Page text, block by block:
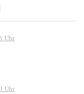
Uhr
Uhr